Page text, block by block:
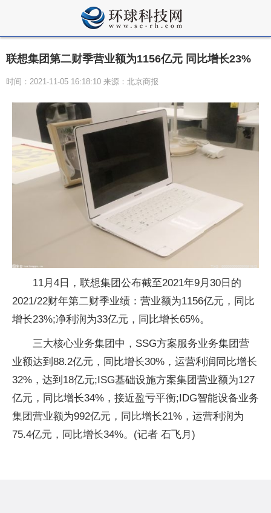
联想集团第二财季营业额为1156亿元 同比增长23%
时间：2021-11-05 16:18:10 来源：北京商报
11月4日，联想集团公布截至2021年9月30日的
2021/22财年第二财季业绩：营业额为1156亿元，同比
增长23%;净利润为33亿元，同比增长65%。
三大核心业务集团中，SSG方案服务业务集团营
业额达到88.2亿元，同比增长30%，运营利润同比增长
32%，达到18亿元;ISG基础设施方案集团营业额为127
亿元，同比增长34%，接近盈亏平衡;IDG智能设备业务
集团营业额为992亿元，同比增长21%，运营利润为
75.4亿元，同比增长34%。(记者 石飞月)